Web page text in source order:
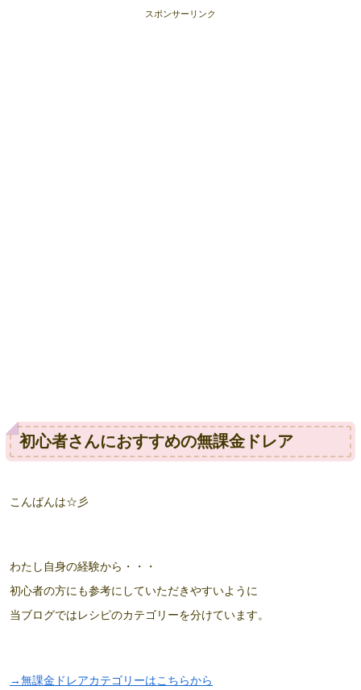
スポンサーリンク
初心者さんにおすすめの無課金ドレア
こんばんは☆彡
わたし自身の経験から・・・
初心者の方にも参考にしていただきやすいように
当ブログではレシピのカテゴリーを分けています。
→無課金ドレアカテゴリーはこちらから